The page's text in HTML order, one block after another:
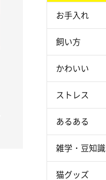
お手入れ
飼い方
かわいい
ストレス
あるある
雑学・豆知識
猫グッズ